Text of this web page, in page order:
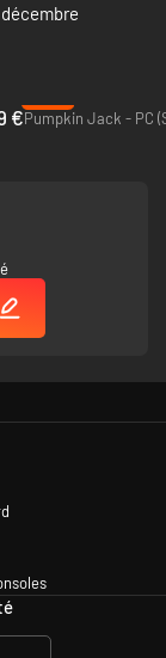
mêle vignettes
originale inspirée
faire rire à en
€Pumpkin Jack - PC